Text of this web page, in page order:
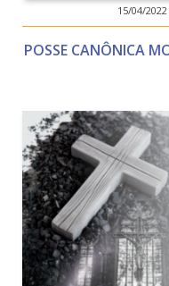
15/04/
POSSE CANÔNICA